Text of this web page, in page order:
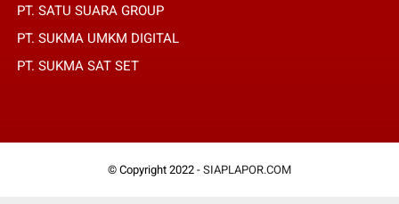
PT. SATU SUARA GROUP
PT. SUKMA UMKM DIGITAL
PT. SUKMA SAT SET
© Copyright 2022 - SIAPLAPOR.COM